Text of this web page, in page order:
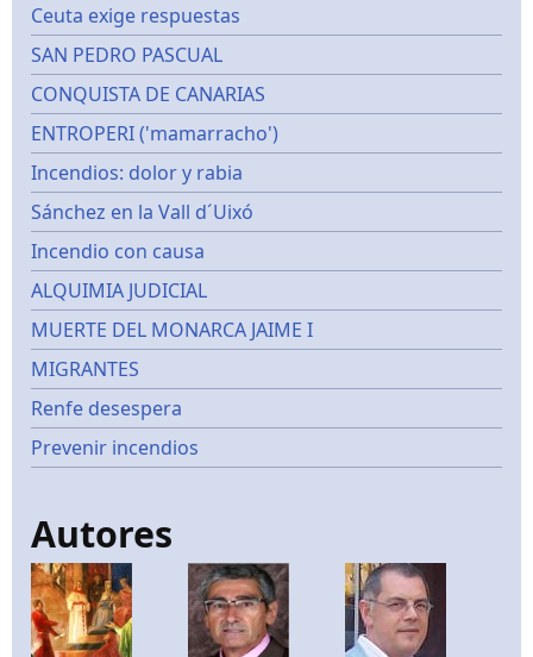
Ceuta exige respuestas
SAN PEDRO PASCUAL
CONQUISTA DE CANARIAS
ENTROPERI ('mamarracho')
Incendios: dolor y rabia
Sánchez en la Vall d´Uixó
Incendio con causa
ALQUIMIA JUDICIAL
MUERTE DEL MONARCA JAIME I
MIGRANTES
Renfe desespera
Prevenir incendios
Autores